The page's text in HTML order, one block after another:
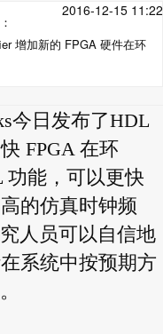
2016-12-15 11:22
增加新的 FPGA 硬件在环
今日发布了HDL
FPGA 在环
功能，可以更快
的仿真时钟频
人员可以自信地
系统中按预期方